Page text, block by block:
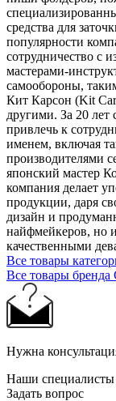
средства для
популярности
сотрудничество с
мастерами-
самообороны,
Кит Карсон (Kit
другими. За 20 лет
привлечь к
именем, включая
производителями
японский мастер
компания делает
продукции, даря
дизайн и
найфмейкеров, но
качественными
Все товары
Все товары бренда
Нужна
Наши специалисты
Задать вопрос